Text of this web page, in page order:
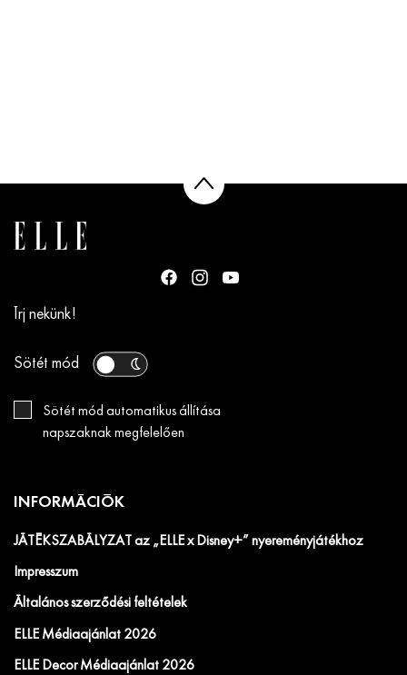
Írj nekünk!
Sötét mód
Sötét mód automatikus állítása
napszaknak megfelelően
INFORMÁCIÓK
JÁTÉKSZABÁLYZAT az „ELLE x Disney+” nyereményjátékhoz
Impresszum
Általános szerződési feltételek
ELLE Médiaajánlat 2026
ELLE Decor Médiaajánlat 2026